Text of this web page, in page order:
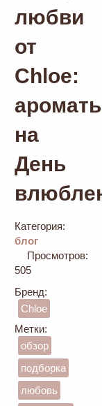
любви
от
Chloe:
на
День
Категория:
блог
Просмотров:
505
Бренд:
Chloe
Метки:
обзор
подборка
любовь